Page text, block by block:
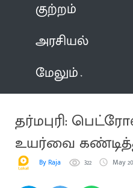
குற்றம்
அரசியல்
மேலும்
தர்மபுரி:
உயர்வை
By Raja 322 May